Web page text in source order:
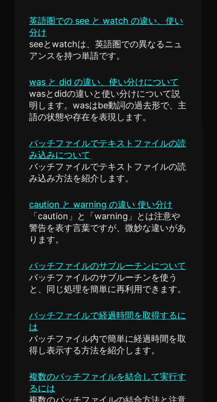
英語圏での see と watch の違い、使い
分け
seeとwatchは、英語圏での異なるニュ
アンスを持つ単語です。
was と did の違い、使い分けについて
wasとdidの違いと使い分けについて説
明します。wasはbe動詞の過去形で、主
語の状態や存在を表現します。
バッチファイルでテキストファイルの読
み込みについて
バッチファイルでテキストファイルの読
み込み方法を紹介します。
caution と warning の違い 使い分け
「caution」と「warning」とは注意や
警告を表す言葉ですが、微妙な違いがあ
ります。
バッチファイルのサブルーチンについて
バッチファイルのサブルーチンを使う
と、同じ処理を簡単に再利用できます。
バッチファイルで経過時間を取得するに
は
バッチファイル内で簡単に経過時間を取
得し表示する方法を紹介します。
複数のバッチファイルを結合して実行す
るには
複数のバッチファイルの結合方法と注意